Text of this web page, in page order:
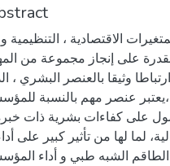
الاقتصادية ، التنظيمية
على إنجاز مجموعة من
وثيقا بالعنصر البشري ،
يعتبر عنصر مهم بالنسبة
على كفاءات بشرية ذات
لما لها من تأثير كبير على
الطاقم الشبه طبي و أداء